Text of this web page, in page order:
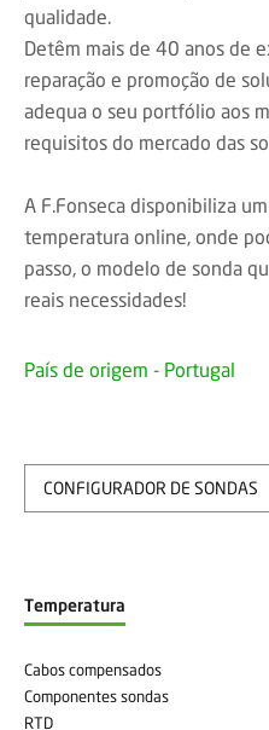
qualidade.
Detêm mais de 40 anos de
reparação e promoção de
adequa o seu portfólio aos
requisitos do mercado das
A F.Fonseca disponibiliza
temperatura online, onde
passo, o modelo de sonda
reais necessidades!
País de origem - Portugal
CONFIGURADOR DE SONDAS
Temperatura
Cabos compensados
Componentes sondas
RTD